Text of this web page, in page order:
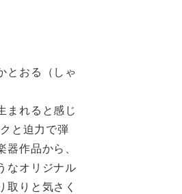
とおる（しゃ
まれると感じ
と迫力で弾
作品から、
なオリジナル
取りと気さく